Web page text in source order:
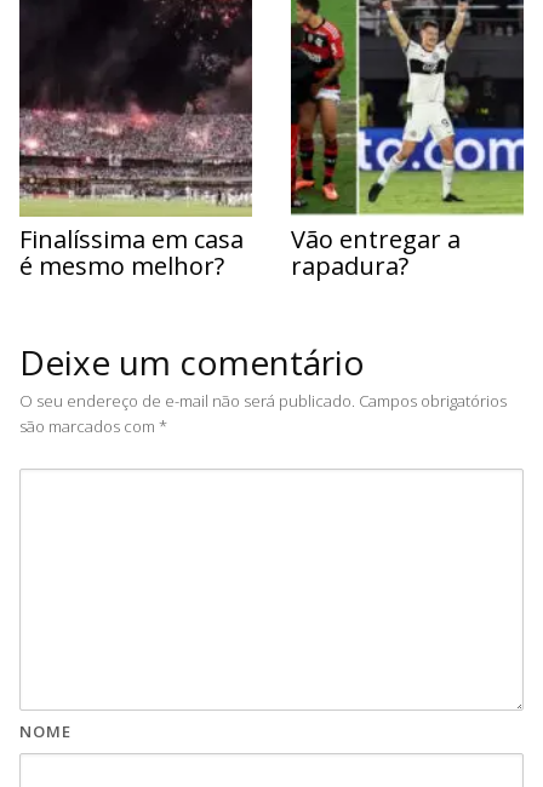
Finalíssima em casa
é mesmo melhor?
Vão entregar a
rapadura?
Deixe um comentário
O seu endereço de e-mail não será publicado. Campos obrigatórios
são marcados com *
NOME